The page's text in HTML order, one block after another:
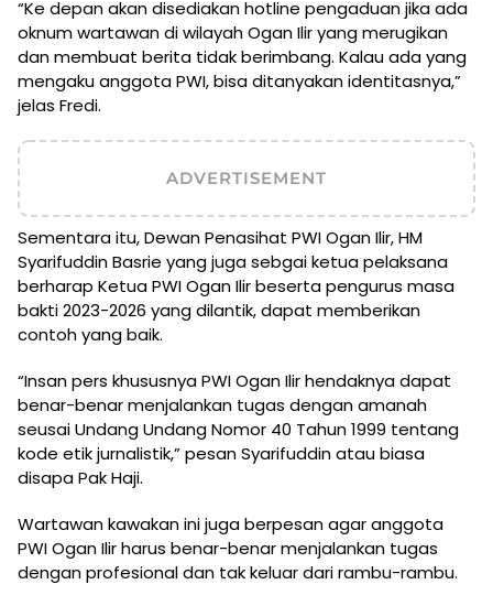
“Ke depan akan disediakan hotline pengaduan jika ada
oknum wartawan di wilayah Ogan Ilir yang merugikan
dan membuat berita tidak berimbang. Kalau ada yang
mengaku anggota PWI, bisa ditanyakan identitasnya,”
jelas Fredi.
ADVERTISEMENT
Sementara itu, Dewan Penasihat PWI Ogan Ilir, HM
Syarifuddin Basrie yang juga sebgai ketua pelaksana
berharap Ketua PWI Ogan Ilir beserta pengurus masa
bakti 2023-2026 yang dilantik, dapat memberikan
contoh yang baik.
“Insan pers khususnya PWI Ogan Ilir hendaknya dapat
benar-benar menjalankan tugas dengan amanah
seusai Undang Undang Nomor 40 Tahun 1999 tentang
kode etik jurnalistik,” pesan Syarifuddin atau biasa
disapa Pak Haji.
Wartawan kawakan ini juga berpesan agar anggota
PWI Ogan Ilir harus benar-benar menjalankan tugas
dengan profesional dan tak keluar dari rambu-rambu.